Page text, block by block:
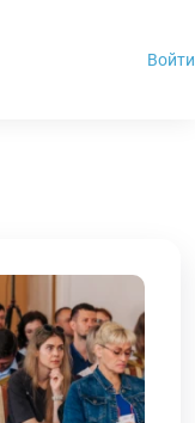
Войти